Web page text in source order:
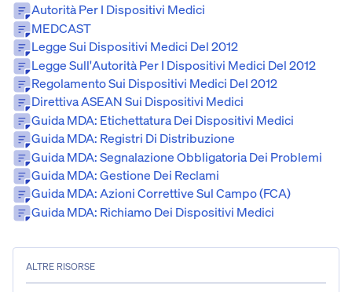
Autorità Per I Dispositivi Medici
MEDCAST
Legge Sui Dispositivi Medici Del 2012
Legge Sull'Autorità Per I Dispositivi Medici Del 2012
Regolamento Sui Dispositivi Medici Del 2012
Direttiva ASEAN Sui Dispositivi Medici
Guida MDA: Etichettatura Dei Dispositivi Medici
Guida MDA: Registri Di Distribuzione
Guida MDA: Segnalazione Obbligatoria Dei Problemi
Guida MDA: Gestione Dei Reclami
Guida MDA: Azioni Correttive Sul Campo (FCA)
Guida MDA: Richiamo Dei Dispositivi Medici
ALTRE RISORSE